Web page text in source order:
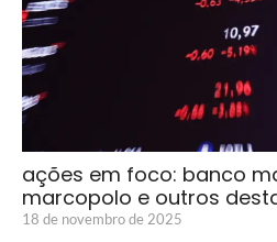
ações em foco: banco
marcopolo e outros
18 de novembro de 2025